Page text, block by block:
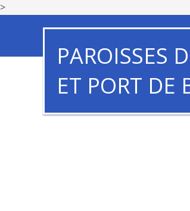
>
PAROISSES
ET PORT DE